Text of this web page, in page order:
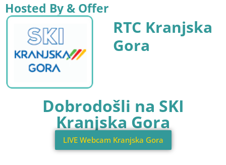
Hosted By & Offer
RTC Kranjska
Gora
Dobrodošli na SKI
Kranjska Gora
LIVE Webcam Kranjska Gora